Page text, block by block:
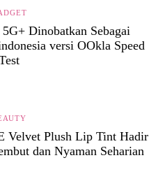
Dinobatkan Sebagai
versi OOkla Speed
Velvet Plush Lip Tint Hadir
dan Nyaman Seharian